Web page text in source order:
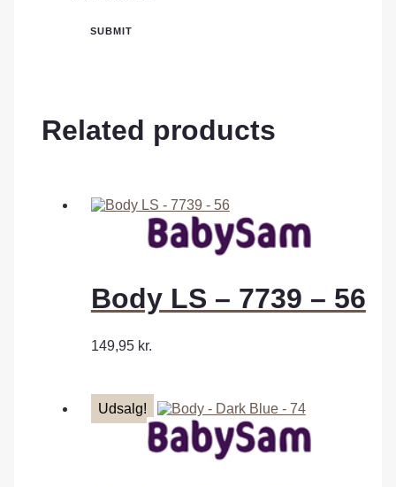
Related products
Body LS – 7739 – 56
149,95 kr.
Udsalg!